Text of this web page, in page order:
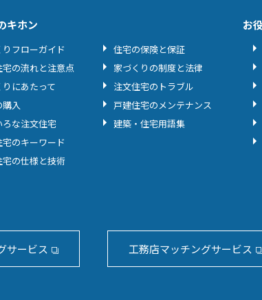
キホン
フローガイド
宅の流れと注意点
にあたって
入
ろな注文住宅
宅のキーワード
宅の仕様と技術
住宅の保険と保証
家づくりの制度と法律
注文住宅のトラブル
戸建住宅のメンテナンス
建築・住宅用語集
お
サービス 工務店マッチングサービス